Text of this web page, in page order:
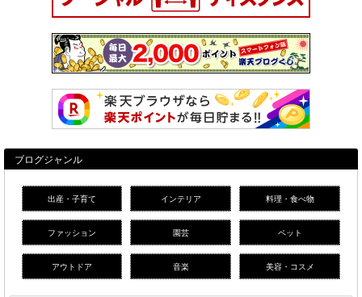
ブログジャンル
出産・子育て インテリア 料理・食べ物
ファッション 園芸 ペット
アウトドア 音楽 美容・コスメ